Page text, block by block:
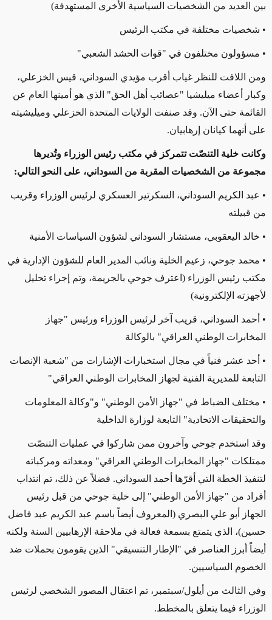
بين العديد من الشخصيات السياسية الأخرى المستهدفة)
• شخصيات مختلفة في مكتب الرئيس
• مسؤولون مختلفون في "قوات الحشد الشعبي"
ومن اللافت للنظر غياب أقرب مؤيدي السوداني، قيس الخزعلي،
وكبار أعضاء ميليشيا "عصائب أهل الحق" الذي هو أمينها العام عن
القائمة حتى الآن. وقد صنفت الولايات المتحدة الخزعلي وميليشيته
على أنهما كيانان إرهابيان.
وكانت خلية التنصّت تتمركز في مكتب رئيس الوزراء وتُديرها
مجموعة من الشخصيات المقربة من السوداني، على النحو التالي:
• عبد الكريم السوداني، السكرتير العسكري لرئيس الوزراء وقريب
من قبيلته
• خالد اليعقوبي، مستشار السوداني لشؤون السياسات الأمنية
• محمد جوحي، زعيم الخلية ونائب المدير العام للشؤون الإدارية في
مكتب رئيس الوزراء (اعترف جوحي بالجريمة، وتم إجراء تحليل
لأجهزته الإلكترونية)
• أحمد السوداني، قريب آخر لرئيس الوزراء ورئيس "جهاز
المخابرات الوطني العراقي" بالوكالة
• أحد عشر فنياً في مجال استخبارات الإشارات من "شعبة الإنصات
التابعة للمديرية الفنية لجهاز المخابرات الوطني العراقي"
• مختلف الضباط في "جهاز الأمن الوطني" و"وكالة المعلومات
والتحقيقات الاتحادية" التابعة لوزارة الداخلية
وقد استخدم جوحي وآخرون ممن شاركوا في عمليات التنصّت
ممتلكات "جهاز المخابرات الوطني العراقي" ومعداته ومركباته
لتنفيذ الخطة التي أقرّها أحمد السوداني. فضلاً عن ذلك، تم انتداب
أفراد من "جهاز
الأمن الوطني" إلى خلية جوحي من قبل رئيس
الجهاز أبو علي البصري (المعروف أيضاً باسم عبد الكريم عبد فاضل
حسين)، الذي يتمتع بسمعة فعالة في ملاحقة الإرهابيين السنة ولكنه
أيضاً أبرز العناصر في "الإطار التنسيقي" الذين يقومون بحملات ضد
الخصوم السياسيين.
وفي الثالث من أيلول/سبتمبر، تم اعتقال المصور الشخصي لرئيس
الوزراء فيما يتعلق بالمخطط.